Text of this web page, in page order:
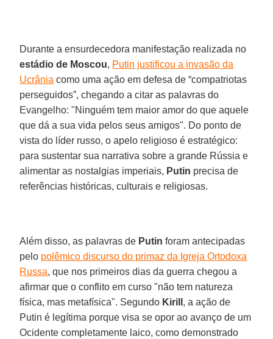
Durante a ensurdecedora manifestação realizada no
estádio de Moscou, Putin justificou a invasão da
Ucrânia como uma ação em defesa de “compatriotas
perseguidos”, chegando a citar as palavras do
Evangelho: "Ninguém tem maior amor do que aquele
que dá a sua vida pelos seus amigos". Do ponto de
vista do líder russo, o apelo religioso é estratégico:
para sustentar sua narrativa sobre a grande Rússia e
alimentar as nostalgias imperiais, Putin precisa de
referências históricas, culturais e religiosas.
Além disso, as palavras de Putin foram antecipadas
pelo polêmico discurso do primaz da Igreja Ortodoxa
Russa, que nos primeiros dias da guerra chegou a
afirmar que o conflito em curso "não tem natureza
física, mas metafísica". Segundo Kirill , a ação de
Putin é legítima porque visa se opor ao avanço de um
Ocidente completamente laico, como demonstrado